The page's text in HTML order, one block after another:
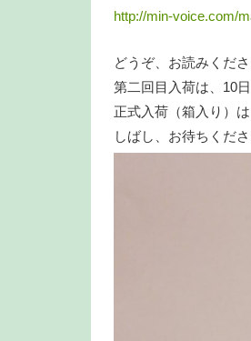
http://min-voice.com/
どうぞ、お読みくださ
第二回目入荷は、10日
正式入荷（箱入り）
しばし、お待ちくださ